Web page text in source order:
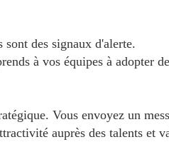
sont des signaux d'alerte.
à vos équipes à adopter
Vous envoyez un
auprès des talents et